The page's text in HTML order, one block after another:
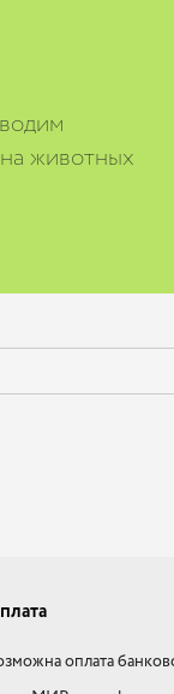
животных
оплата